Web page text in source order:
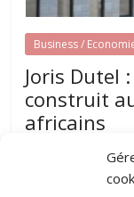
Business /
Joris Dutel
construit
africains
Développer une